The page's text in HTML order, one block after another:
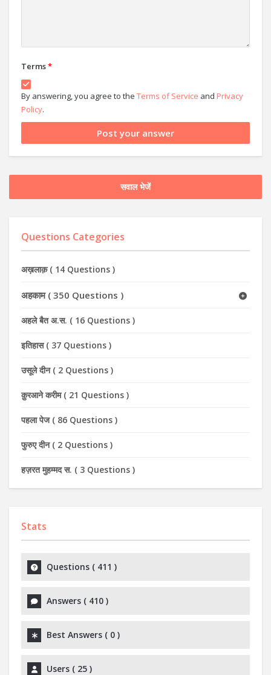
Terms*
By answering, you agree to the Terms of Service and Privacy
Policy.
सवाल भेजें
Questions Categories
अख़लाक़( 14 Questions )
अहकाम ( 350 Questions )
अहले बैत अ.स. ( 16 Questions )
इतिहास ( 37 Questions )
उसूले दीन ( 2 Questions )
क़ुरआने करीम ( 21 Questions )
पहला पेज ( 86 Questions )
फुरुए दीन ( 2 Questions )
हज़रत मुहम्मद स. ( 3 Questions )
Stats
Questions ( 411 )
Answers ( 410 )
Best Answers ( 0 )
Users ( 25 )